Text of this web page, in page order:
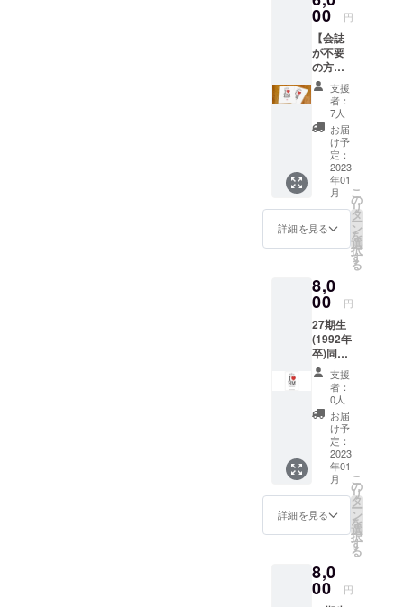
アファ
イル 第
56回
「波濤
に集
う」オ
リジナ
ルＴ
シャツ
00 円
【会誌
が不要
の方向
け】 27
期生
(1992年
卒)同窓
会実行
委員一
同より
お礼
メール
第56回
「波濤
に集
う」オ
ルクリ
アファ
イル 浜
松南高
校オリ
ジナル
マフ
ラータ
オル
支援
者：
7人
お届
け予
定：
2023
年01
月
詳細を見る
こ
の
リ
タ
ー
ン
を
選
択
す
る
8,0
00 円
27期生
(1992年
卒)同窓
会実行
委員一
同より
お礼
メール
第56回
「波濤
に集
う」会
誌 第56
回「波
濤に集
う」オ
ルクリ
アファ
イル 第
支援
者：
0人
お届
け予
定：
2023
年01
月
詳細を見る
こ
の
リ
タ
ー
ン
を
選
択
す
る
8,0
00 円